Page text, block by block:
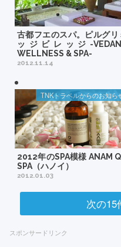
古都フエのスパ。ピルグリ
ッジビレッジ-
WELLNESS & SPA-
2012.11.14
2012年のSPA模様 ANAM
SPA（ハノイ）
2012.01.03
TNKトラベルからのお知ら
次の15
スポンサードリンク